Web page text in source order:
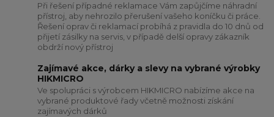
Při řešení případné reklamace Vám zapůjčíme náhradní
přístroj, aby nehrozilo přerušení vašeho koníčku či práce.
Řešení oprav či reklamací probíhá z pravidla do 10 dnů od
přijetí zásilky na servis, v případě delší opravy zákazník
obdrží nový přístroj
Zajímavé akce, dárky a slevy na vybrané výrobky
HIKMICRO
Ve spolupráci s výrobcem HIKMICRO nabízíme akce na
vybrané produktové řady včetně možnosti získání
zajímavých dárků